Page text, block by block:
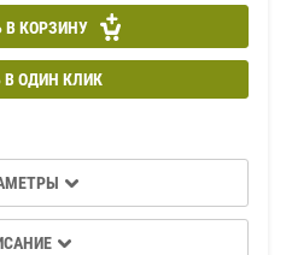
В КОРЗИНУ
В ОДИН КЛИК